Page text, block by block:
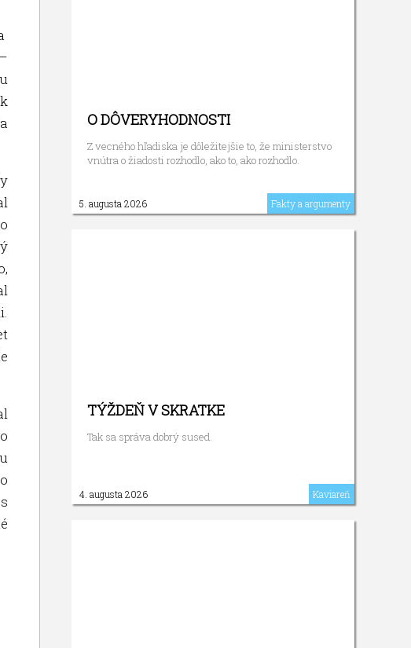
O DÔVERYHODNOSTI
Z vecného hľadiska je dôležitejšie to, že ministerstvo
vnútra o žiadosti rozhodlo, ako to, ako rozhodlo.
5. augusta 2026 Fakty a argumenty
TÝŽDEŇ V SKRATKE
Tak sa správa dobrý sused.
4. augusta 2026 Kaviareň